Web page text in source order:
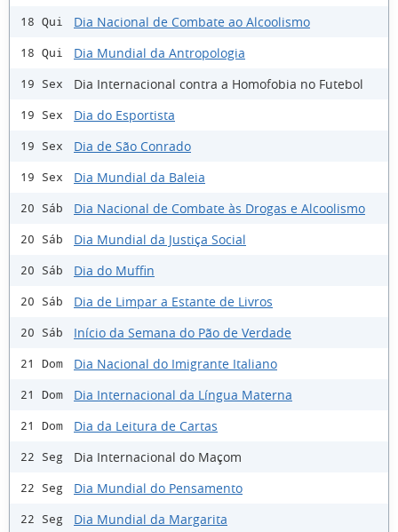
18 Qui Dia Nacional de Combate ao Alcoolismo
18 Qui Dia Mundial da Antropologia
19 Sex Dia Internacional contra a Homofobia no Futebol
19 Sex Dia do Esportista
19 Sex Dia de São Conrado
19 Sex Dia Mundial da Baleia
20 Sáb Dia Nacional de Combate às Drogas e Alcoolismo
20 Sáb Dia Mundial da Justiça Social
20 Sáb Dia do Muffin
20 Sáb Dia de Limpar a Estante de Livros
20 Sáb Início da Semana do Pão de Verdade
21 Dom Dia Nacional do Imigrante Italiano
21 Dom Dia Internacional da Língua Materna
21 Dom Dia da Leitura de Cartas
22 Seg Dia Internacional do Maçom
22 Seg Dia Mundial do Pensamento
22 Seg Dia Mundial da Margarita